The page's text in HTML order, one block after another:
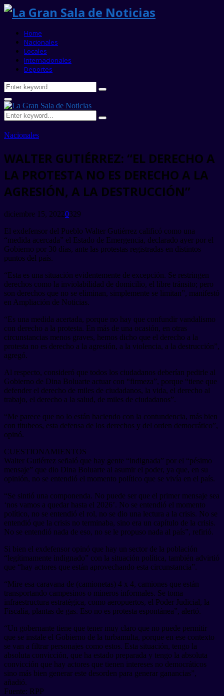
Home
Nacionales
Locales
Internacionales
Deportes
Search
for:
Search
Primary
Menu
Search
for:
Search
Nacionales
WALTER GUTIÉRREZ: “EL DERECHO A
LA PROTESTA NO ES DERECHO A LA
AGRESIÓN, A LA DESTRUCCIÓN”
diciembre 15, 20220329
El exdefensor del Pueblo Walter Gutiérrez calificó como una
“medida acercada” el Estado de Emergencia, declarado ayer por el
Gobierno por 30 días, ante las protestas registradas en distintos
puntos del país.
“Esta es una situación evidentemente de excepción. Se restringen
derechos como la inviolabilidad de domicilio, el libre tránsito; pero
son derechos que no se eliminan, simplemente se limitan”, manifestó
en Ampliación de Noticias.
“Es una medida acertada, porque no hay que confundir vandalismo
con derecho a la protesta. En más de una ocasión, en otras
circunstancias menos graves, hemos dicho que el derecho a la
protesta no es derecho a la agresión, a la violencia, a la destrucción”,
agregó.
Al respecto, consideró que todos los ciudadanos deberían pedirle al
Gobierno de Dina Boluarte actuar con “firmeza”, porque “tiene que
defender el derecho de miles de ciudadanos, la vida, el derecho al
trabajo, el derecho a la salud, de miles de ciudadanos”.
“Me parece que no lo están haciendo con la contundencia, más bien
con titubeos, esta defensa de los derechos y del orden democrático”,
opinó.
CUESTIONAMIENTOS
Walter Gutiérrez señaló que hay gente “indignada” por el “pésimo
mensaje” que dio Dina Boluarte al asumir el poder, ya que, en su
opinión, no se entendió el momento político que se vivía en el país.
“Se sintió una componenda. No puede ser que el primer mensaje sea
‘nos vamos a quedar hasta el 2026’. No se entendió el momento
político, no se entendió el rol, no se dio una lectura a la crisis. No se
entendió que la crisis no terminaba, sino era un capítulo de la crisis.
No se entendió nada de eso, no se le propuso nada al país”, refirió.
Si bien el exdefensor opinó que hay un sector de la población
“legítimamente indignado” con la situación política, también advirtió
que “hay actores que están aprovechando esta circunstancia”.
“Mire esa caravana de (camionetas) 4 x 4, camiones que están
transportando campesinos o mineros informales. Se toma
infraestructura estratégica, como aeropuertos, el Poder Judicial, la
Fiscalía, plantas de gas. Eso no es protesta espontánea”, alertó.
“Un gobernante tiene que tener muy claro que no puede permitir
que se instale el Gobierno de la turbamulta, porque en ese contexto
se van a filtrar personajes como estos. Esta situación, tengo la
absoluta convicción, que ha estado preparada y tengo la absoluta
convicción que hay actores que tienen intereses no democráticos
sino más bien generar este desorden para generar ganancias”,
añadió.
Fuente: RPP